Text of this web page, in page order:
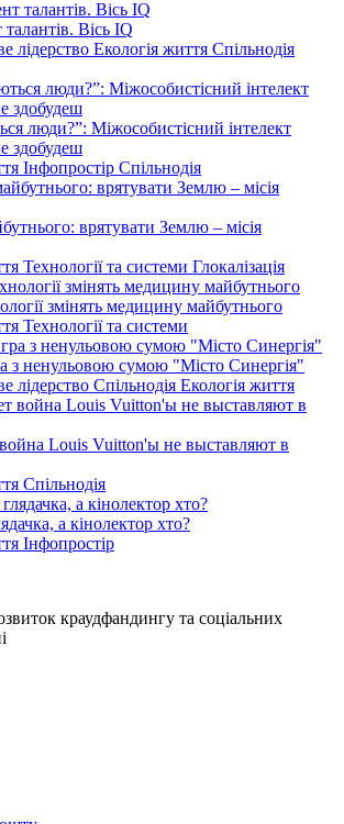
Вісь IQ
лідерство Екологія життя Спільнодія
люди?”: Міжособистісний інтелект
здобудеш
Інфопростір Спільнодія
врятувати Землю – місія
Технології та системи Глокалізація
змінять медицину майбутнього
Технології та системи
з ненульовою сумою "Місто Синергія"
лідерство Спільнодія Екологія життя
Louis Vuitton'ы не выставляют в
Спільнодія
а кінолектор хто?
Інфопростір
краудфандингу та соціальних